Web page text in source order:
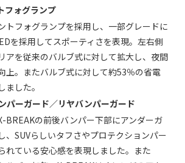
フォグランプ
トフォグランプを採用し、一部グレードに
を採用してスポーティさを表現。左右側
アを従来のバルブ式に対して拡大し、夜間
上。またバルブ式に対して約53％の省電
ました。
パーガード／リヤバンパーガード
BREAKの前後バンパー下部にアンダーガ
、SUVらしいタフさやプロテクションパー
れている安心感を表現しました。また